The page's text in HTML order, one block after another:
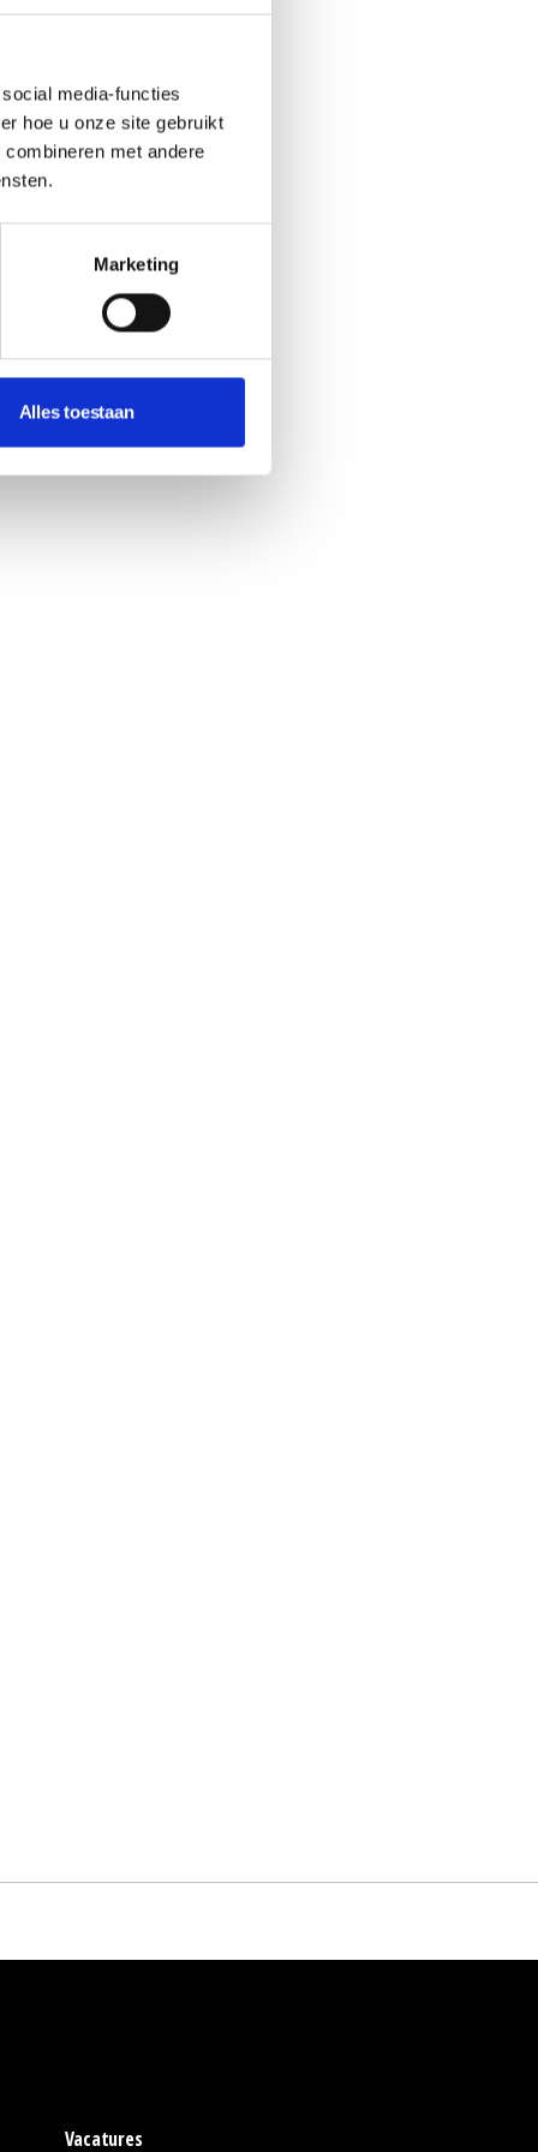
media-functies
hoe u onze site gebruikt
met andere
Marketing
Alles toestaan
Vacatures